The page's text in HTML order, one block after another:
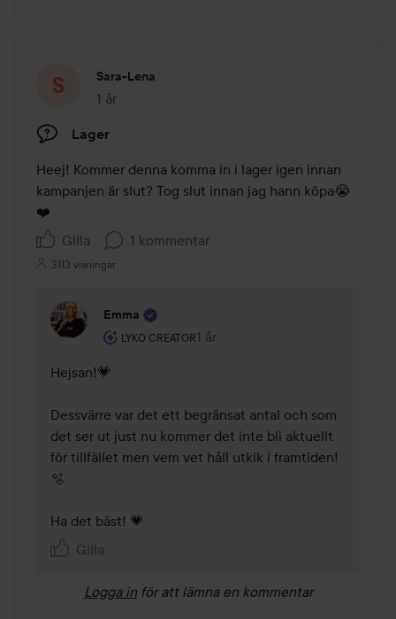
Sara-Lena
1 år
Inlägget skapades 1 år
Lager
Heej! Kommer denna komma in i lager igen innan
kampanjen är slut? Tog slut innan jag hann köpa😭
❤️
Gilla
1 kommentar
3113 visningar
Emma
LYKO CREATOR
Användarens roll: Lyko Creator.
1 år
Kommentaren lades 1 år
Hejsan!💗
Dessvärre var det ett begränsat antal och som
det ser ut just nu kommer det inte bli aktuellt
för tillfället men vem vet håll utkik i framtiden!
🫧
Ha det bäst! 💗
Gilla
Logga in för att lämna en kommentar